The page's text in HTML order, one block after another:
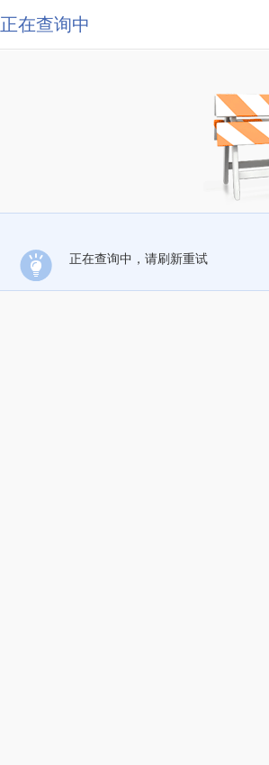
正在查询中
正在查询中，请刷新重试